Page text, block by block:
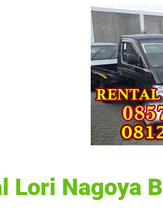
Lori Nagoya